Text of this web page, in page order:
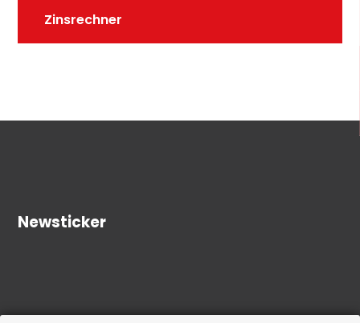
Zinsrechner
Newsticker